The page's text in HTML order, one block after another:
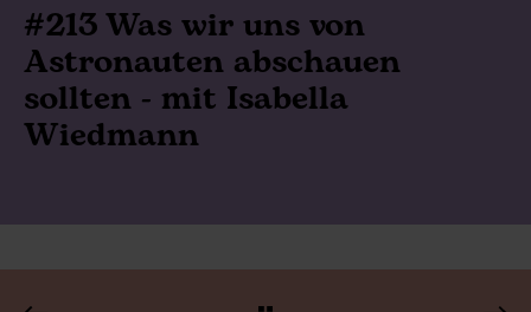
#213 Was wir uns von
Astronauten abschauen
sollten - mit Isabella
Wiedmann